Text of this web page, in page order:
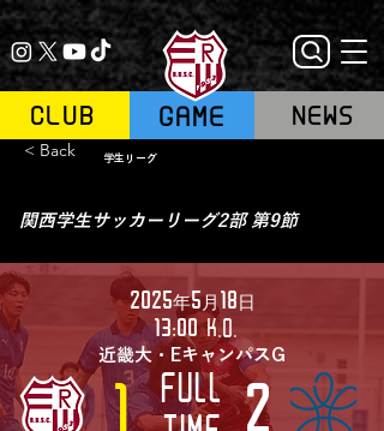
GAME
CLUB NEWS
< Back 学生リーグ
関西学生サッカーリーグ2部 第9節
2025年5月18日
13:00 K.O.
近畿大・EキャンパスG
1
FULL 2